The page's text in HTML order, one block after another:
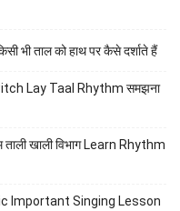
भी ताल को हाथ पर कैसे दर्शाते हैं
Lay Taal Rhythm समझना
खाली विभाग Learn Rhythm
Important Singing Lesson